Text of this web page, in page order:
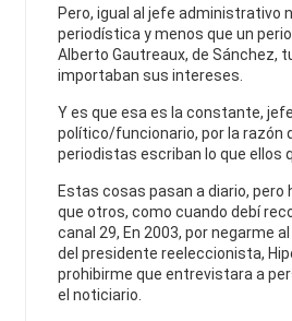
Pero, igual al jefe administrativo
periodística y menos que un
Alberto Gautreaux, de Sánchez,
importaban sus intereses.
Y es que esa es la constante,
político/funcionario, por la razón
periodistas escriban lo que ellos
Estas cosas pasan a diario,
que otros, como cuando debí
canal 29, En 2003, por negarme
del presidente reeleccionista,
prohibirme que entrevistara a
el noticiario.